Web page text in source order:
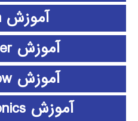
آموزش python
آموزش rapidminer
آموزش ShowFlow
آموزش SimElectronics